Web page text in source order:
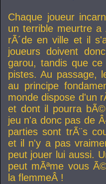
Chaque joueur
un terrible meurtre
rÃ´de en ville et il
joueurs doivent
garou, tandis que
pistes. Au passage,
au principe
monde dispose d'un
et dont il pourra
jeu n'a donc pas de
parties sont trÃ¨s
et il n'y a pas
peut jouer lui aussi.
peut mÃªme vous
la flemmeÂ !